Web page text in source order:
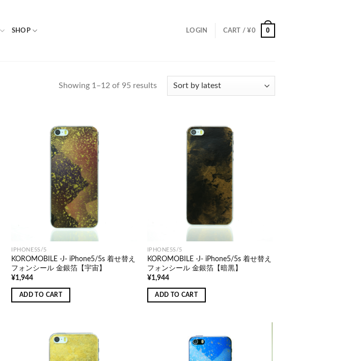
SHOP LOGIN CART /¥0 0
Showing 1–12 of 95 results
IPHONE5S/5
KOROMOBILE -J- iPhone5/5s 着せ替え
フォンシール 金銀箔【宇宙】
¥1,944
ADD TO CART
IPHONE5S/5
KOROMOBILE -J- iPhone5/5s 着せ替え
フォンシール 金銀箔【暗黒】
¥1,944
ADD TO CART